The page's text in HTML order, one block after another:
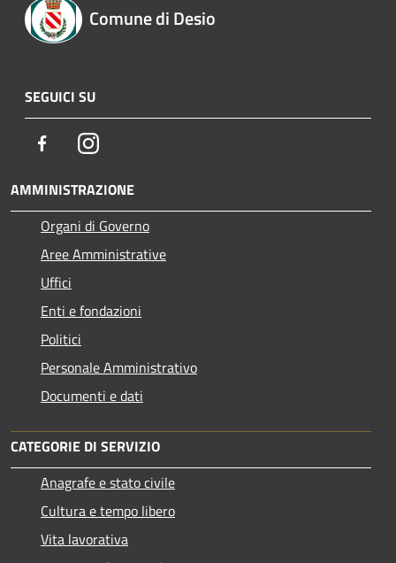
Comune di Desio
SEGUICI SU
FacebookInstagram
AMMINISTRAZIONE
Organi di Governo
Aree Amministrative
Uffici
Enti e fondazioni
Politici
Personale Amministrativo
Documenti e dati
CATEGORIE DI SERVIZIO
Anagrafe e stato civile
Cultura e tempo libero
Vita lavorativa